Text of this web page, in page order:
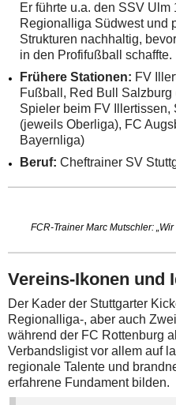
Er führte u.a. den SSV
Regionalliga Südwest und
Strukturen nachhaltig,
in den Profifußball schaffte.
Frühere Stationen: FV
Fußball, Red Bull
Spieler beim FV Illertissen,
(jeweils Oberliga), FC
Bayernliga)
Beruf: Cheftrainer SV
FCR-Trainer Marc Mutschler:
Vereins-Ikonen und
Der Kader der Stuttgarter
Regionalliga-, aber auch
während der FC Rottenburg
Verbandsligist vor allem auf
regionale Talente und
erfahrene Fundament bilden.